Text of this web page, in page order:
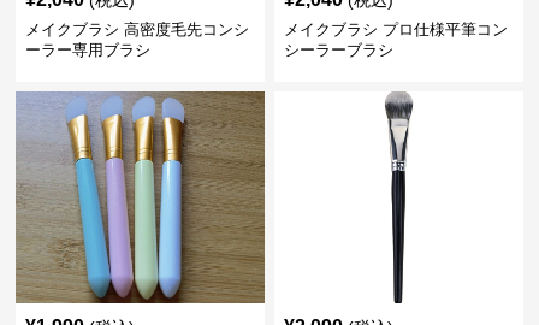
メイクブラシ 高密度毛先コンシ
ーラー専用ブラシ
メイクブラシ プロ仕様平筆コン
シーラーブラシ